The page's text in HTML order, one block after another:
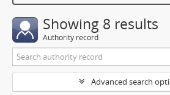
Showing 8 results
Authority record
Advanced search